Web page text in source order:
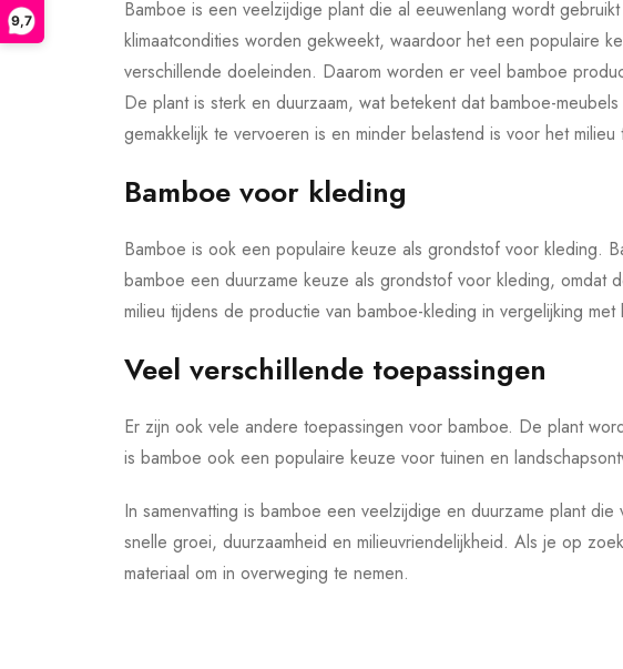
9,7
Bamboe is een veelzijdige plant die al eeuwenlang wordt
klimaatcondities worden gekweekt, waardoor het een populaire
verschillende doeleinden. Daarom worden er veel bamboe
De plant is sterk en duurzaam, wat betekent dat bamboe-
gemakkelijk te vervoeren is en minder belastend is voor het milieu
Bamboe voor kleding
Bamboe is ook een populaire keuze als grondstof voor kleding.
bamboe een duurzame keuze als grondstof voor kleding, omdat
milieu tijdens de productie van bamboe-kleding in vergelijking
Veel verschillende toepassingen
Er zijn ook vele andere toepassingen voor bamboe. De plant
is bamboe ook een populaire keuze voor tuinen en
In samenvatting is bamboe een veelzijdige en duurzame plant
snelle groei, duurzaamheid en milieuvriendelijkheid. Als je op
materiaal om in overweging te nemen.